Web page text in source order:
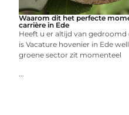
Waarom dit het perfecte
carrière in Ede
Heeft u er altijd van
is Vacature hovenier in Ede
groene sector zit momenteel
...